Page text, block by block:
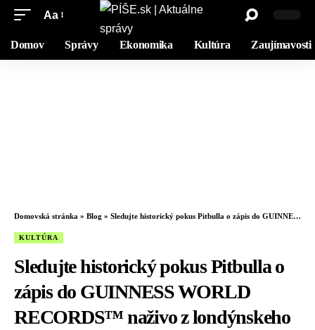
Aa
Domov Správy Ekonomika Kultúra Zaujímavosti
Domovská stránka » Blog » Sledujte historický pokus Pitbulla o zápis do GUINNESS WORLD RECORDS™ naživo z londýnskeho BST Hyde Park
KULTÚRA
Sledujte historický pokus Pitbulla o
zápis do GUINNESS WORLD
RECORDS™ naživo z londýnskeho